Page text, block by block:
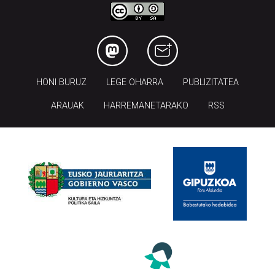
HONI BURUZ LEGE OHARRA PUBLIZITATEA
ARAUAK HARREMANETARAKO RSS